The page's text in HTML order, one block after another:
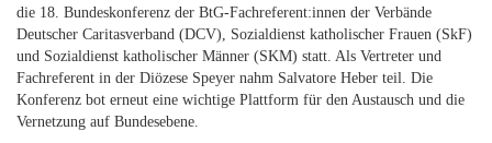
die 18. Bundeskonferenz der BtG-Fachreferent:innen der Verbände
Deutscher Caritasverband (DCV), Sozialdienst katholischer Frauen (SkF)
und Sozialdienst katholischer Männer (SKM) statt. Als Vertreter und
Fachreferent in der Diözese Speyer nahm Salvatore Heber teil. Die
Konferenz bot erneut eine wichtige Plattform für den Austausch und die
Vernetzung auf Bundesebene.